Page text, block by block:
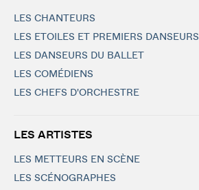
LES CHANTEURS
LES ETOILES ET PREMIERS DANSEURS
LES DANSEURS DU BALLET
LES COMÉDIENS
LES CHEFS D'ORCHESTRE
LES ARTISTES
LES METTEURS EN SCÈNE
LES SCÉNOGRAPHES